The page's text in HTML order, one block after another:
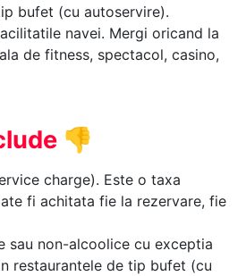
bufet (cu autoservire).
navei. Mergi oricand la
de fitness, spectacol, casino,
👎
charge). Este o taxa
fi achitata fie la rezervare, fie
sau non-alcoolice cu exceptia
restaurantele de tip bufet (cu